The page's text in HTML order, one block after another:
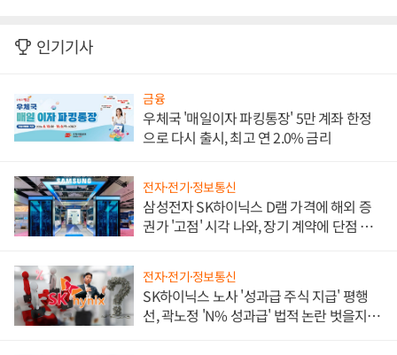
인기기사
금융
우체국 '매일이자 파킹통장' 5만 계좌 한정
으로 다시 출시, 최고 연 2.0% 금리
전자·전기·정보통신
삼성전자 SK하이닉스 D램 가격에 해외 증
권가 '고점' 시각 나와, 장기 계약에 단점 부
전자·전기·정보통신
SK하이닉스 노사 '성과급 주식 지급' 평행
선, 곽노정 'N% 성과급' 법적 논란 벗을지 주